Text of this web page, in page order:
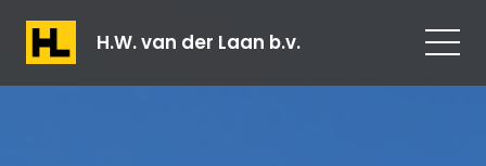
H.W. van der Laan b.v.